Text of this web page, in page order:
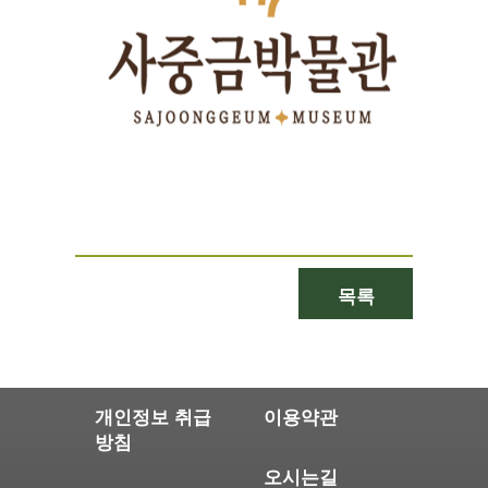
목록
개인정보 취급
방침
이용약관
오시는길